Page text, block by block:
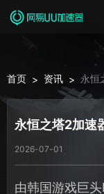
首页 > 资讯 > 永恒
永恒之塔2加速
2026-07-01
由韩国游戏巨